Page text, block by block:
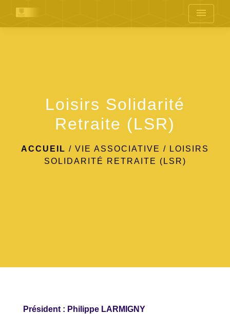
menu
Loisirs Solidarité
Retraite (LSR)
ACCUEIL / VIE ASSOCIATIVE / LOISIRS
SOLIDARITÉ RETRAITE (LSR)
Président : Philippe LARMIGNY